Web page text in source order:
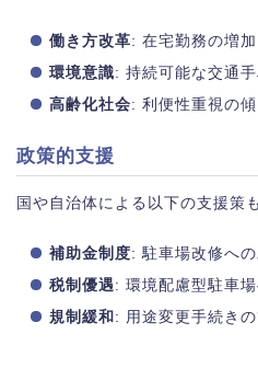
働き方改革: 在宅勤務の増加
環境意識: 持続可能な交通
高齢化社会: 利便性重視の傾
政策的支援
国や自治体による以下の支援策
補助金制度: 駐車場改修へ
税制優遇: 環境配慮型駐車
規制緩和: 用途変更手続き